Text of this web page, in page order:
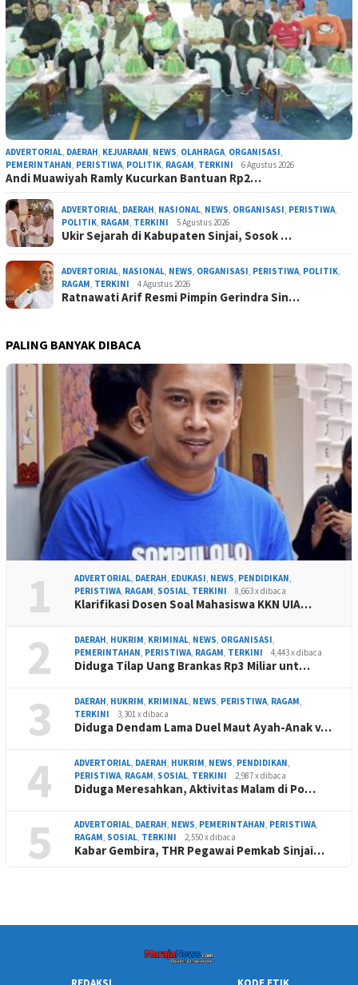
ADVERTORIAL, DAERAH, KEJUARAAN, NEWS, OLAHRAGA, ORGANISASI,
PEMERINTAHAN, PERISTIWA, POLITIK, RAGAM, TERKINI 6 Agustus 2026
Andi Muawiyah Ramly Kucurkan Bantuan Rp2…
ADVERTORIAL, DAERAH, NASIONAL, NEWS, ORGANISASI, PERISTIWA,
POLITIK, RAGAM, TERKINI 5 Agustus 2026
Ukir Sejarah di Kabupaten Sinjai, Sosok …
ADVERTORIAL, NASIONAL, NEWS, ORGANISASI, PERISTIWA, POLITIK,
RAGAM, TERKINI 4 Agustus 2026
Ratnawati Arif Resmi Pimpin Gerindra Sin…
PALING BANYAK DIBACA
1 ADVERTORIAL, DAERAH, EDUKASI, NEWS, PENDIDIKAN,
PERISTIWA, RAGAM, SOSIAL, TERKINI 8,663 x dibaca
Klarifikasi Dosen Soal Mahasiswa KKN UIA…
2 DAERAH, HUKRIM, KRIMINAL, NEWS, ORGANISASI,
PEMERINTAHAN, PERISTIWA, RAGAM, TERKINI 4,443 x dibaca
Diduga Tilap Uang Brankas Rp3 Miliar unt…
3 DAERAH, HUKRIM, KRIMINAL, NEWS, PERISTIWA, RAGAM,
TERKINI
3,301 x dibaca
Diduga Dendam Lama Duel Maut Ayah-Anak v…
4 ADVERTORIAL, DAERAH, HUKRIM, NEWS, PENDIDIKAN,
PERISTIWA, RAGAM, SOSIAL, TERKINI 2,987 x dibaca
Diduga Meresahkan, Aktivitas Malam di Po…
5 ADVERTORIAL, DAERAH, NEWS, PEMERINTAHAN, PERISTIWA,
RAGAM, SOSIAL, TERKINI 2,550 x dibaca
Kabar Gembira, THR Pegawai Pemkab Sinjai…